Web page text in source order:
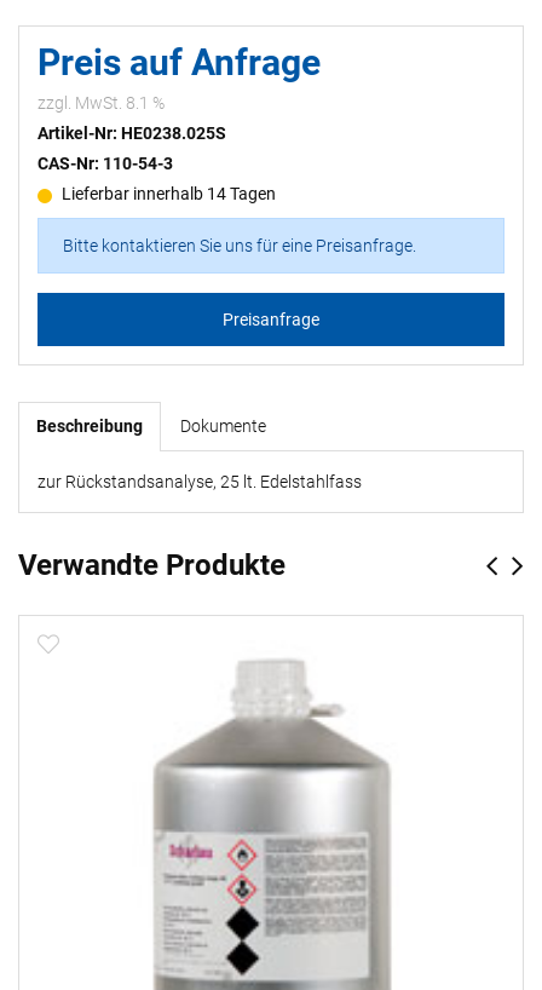
Preis auf Anfrage
zzgl. MwSt. 8.1 %
Artikel-Nr: HE0238.025S
CAS-Nr: 110-54-3
Lieferbar innerhalb 14 Tagen
Bitte kontaktieren Sie uns für eine Preisanfrage.
Preisanfrage
Beschreibung Dokumente
zur Rückstandsanalyse, 25 lt. Edelstahlfass
Verwandte Produkte